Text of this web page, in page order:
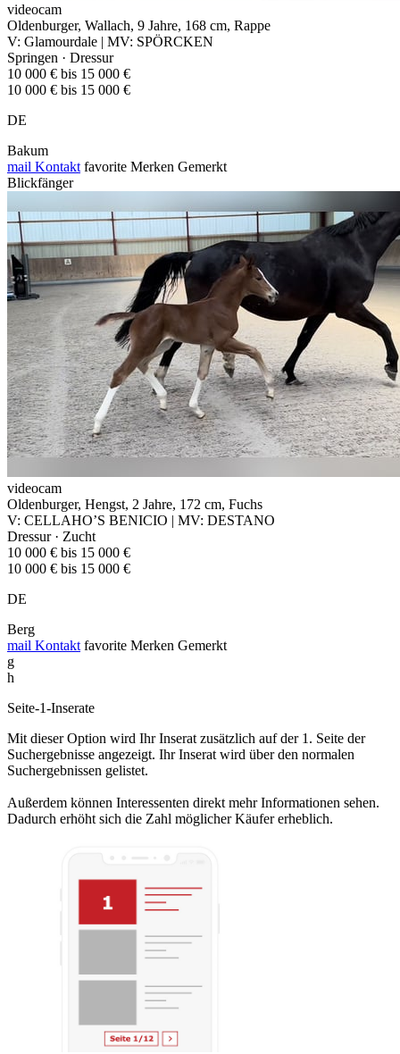
videocam
Oldenburger, Wallach, 9 Jahre, 168 cm, Rappe
V: Glamourdale | MV: SPÖRCKEN
Springen · Dressur
10 000 € bis 15 000 €
10 000 € bis 15 000 €
DE
Bakum
mail Kontakt favorite Merken Gemerkt
Blickfänger
videocam
Oldenburger, Hengst, 2 Jahre, 172 cm, Fuchs
V: CELLAHO’S BENICIO | MV: DESTANO
Dressur · Zucht
10 000 € bis 15 000 €
10 000 € bis 15 000 €
DE
Berg
mail Kontakt favorite Merken Gemerkt
g
h
Seite-1-Inserate
Mit dieser Option wird Ihr Inserat zusätzlich auf der 1. Seite der
Suchergebnisse angezeigt. Ihr Inserat wird über den normalen
Suchergebnissen gelistet.
Außerdem können Interessenten direkt mehr Informationen sehen.
Dadurch erhöht sich die Zahl möglicher Käufer erheblich.